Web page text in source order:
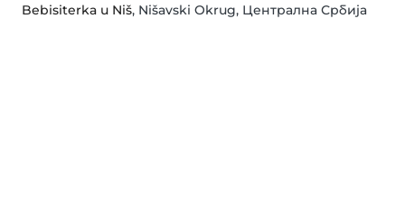
Bebisiterka u Niš, Nišavski Okrug, Централна Србија